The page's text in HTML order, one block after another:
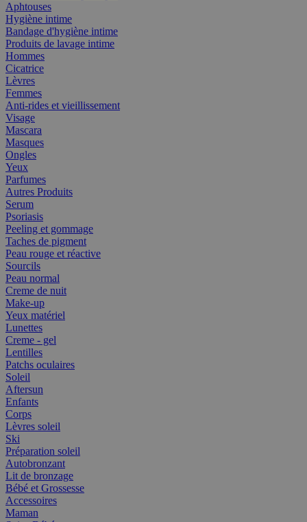
Aphtouses
Hygiène intime
Bandage d'hygiène intime
Produits de lavage intime
Hommes
Cicatrice
Lèvres
Femmes
Anti-rides et vieillissement
Visage
Mascara
Masques
Ongles
Yeux
Parfumes
Autres Produits
Serum
Psoriasis
Peeling et gommage
Taches de pigment
Peau rouge et réactive
Sourcils
Peau normal
Creme de nuit
Make-up
Yeux matériel
Lunettes
Creme - gel
Lentilles
Patchs oculaires
Soleil
Aftersun
Enfants
Corps
Lèvres soleil
Ski
Préparation soleil
Autobronzant
Lit de bronzage
Bébé et Grossesse
Accessoires
Maman